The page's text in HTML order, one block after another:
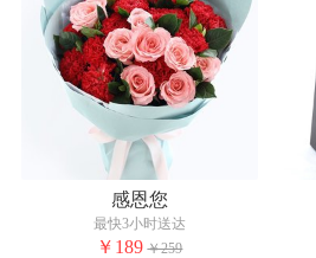
感恩您
最快3小时送达
￥189 ￥259